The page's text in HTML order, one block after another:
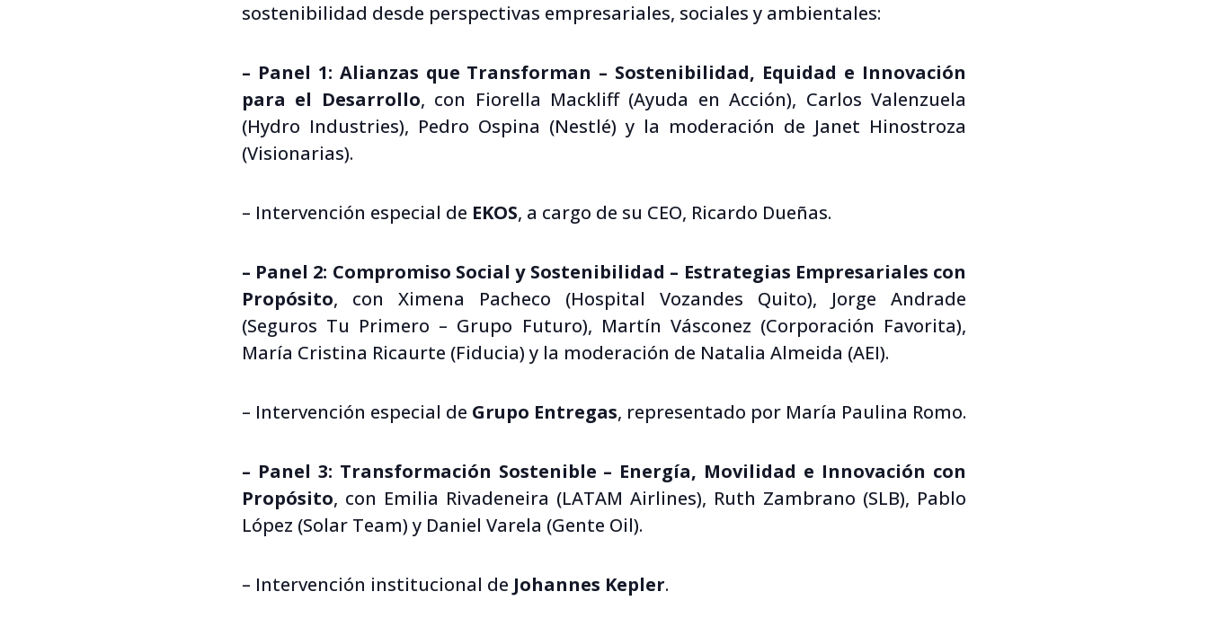
sostenibilidad desde perspectivas empresariales, sociales y ambientales:
– Panel 1: Alianzas que Transforman – Sostenibilidad, Equidad e Innovación
para el Desarrollo, con Fiorella Mackliff (Ayuda en Acción), Carlos Valenzuela
(Hydro Industries), Pedro Ospina (Nestlé) y la moderación de Janet Hinostroza
(Visionarias).
– Intervención especial de EKOS, a cargo de su CEO, Ricardo Dueñas.
– Panel 2: Compromiso Social y Sostenibilidad – Estrategias Empresariales con
Propósito, con Ximena Pacheco (Hospital Vozandes Quito), Jorge Andrade
(Seguros Tu Primero – Grupo Futuro), Martín Vásconez (Corporación Favorita),
María Cristina Ricaurte (Fiducia) y la moderación de Natalia Almeida (AEI).
– Intervención especial de Grupo Entregas, representado por María Paulina Romo.
– Panel 3: Transformación Sostenible – Energía, Movilidad e Innovación con
Propósito, con Emilia Rivadeneira (LATAM Airlines), Ruth Zambrano (SLB), Pablo
López (Solar Team) y Daniel Varela (Gente Oil).
– Intervención institucional de Johannes Kepler.